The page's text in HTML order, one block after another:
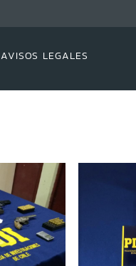
AVISOS LEGALES